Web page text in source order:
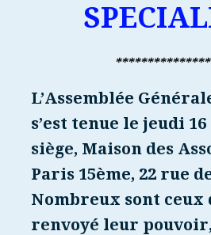
L’Assemblée
s’est tenue le jeudi
siège, Maison des
Paris 15ème, 22 rue
Nombreux sont ceux
renvoyé leur